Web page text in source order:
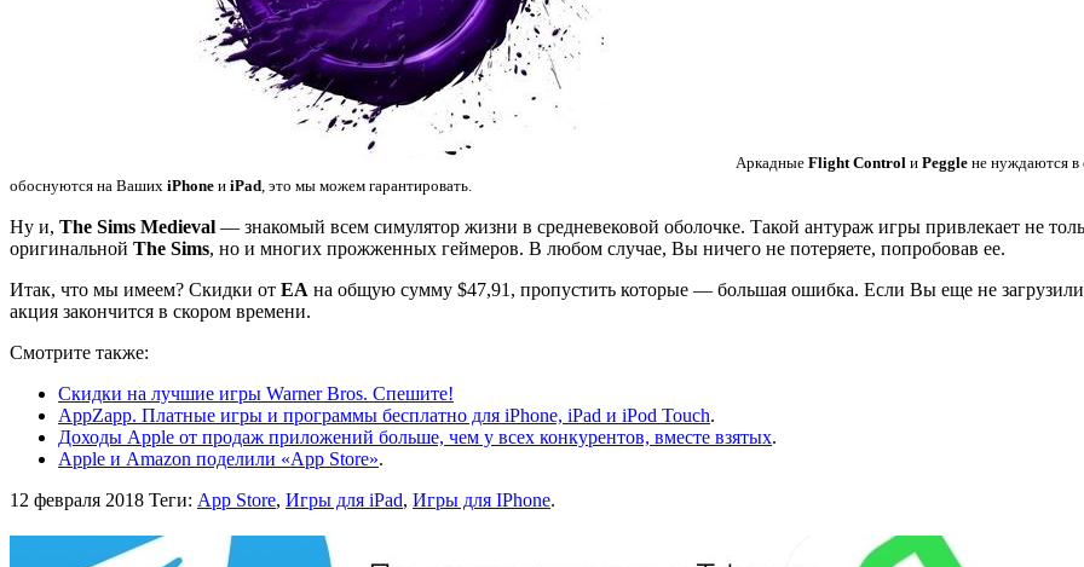
Аркадные Flight Control и Peggle не нуждаются в
обоснуются на Ваших iPhone и iPad , это мы можем гарантировать.
Ну и, The Sims Medieval — знакомый всем симулятор жизни в средневековой оболочке. Такой антураж игры привлекает не
оригинальной The Sims, но и многих прожженных геймеров. В любом случае, Вы ничего не потеряете, попробовав ее.
Итак, что мы имеем? Скидки от EA на общую сумму $47,91, пропустить которые — большая ошибка. Если Вы еще не загрузили
акция закончится в скором времени.
Смотрите также:
Скидки на лучшие игры Warner Bros. Спешите!
AppZapp. Платные игры и программы бесплатно для iPhone, iPad и iPod Touch.
Доходы Apple от продаж приложений больше, чем у всех конкурентов, вместе взятых.
Apple и Amazon поделили «App Store».
12 февраля 2018 Теги: App Store, Игры для iPad, Игры для IPhone.